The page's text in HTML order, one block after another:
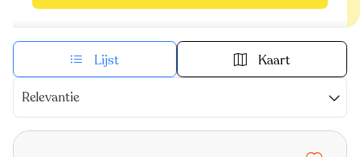
Lijst Kaart
Relevantie